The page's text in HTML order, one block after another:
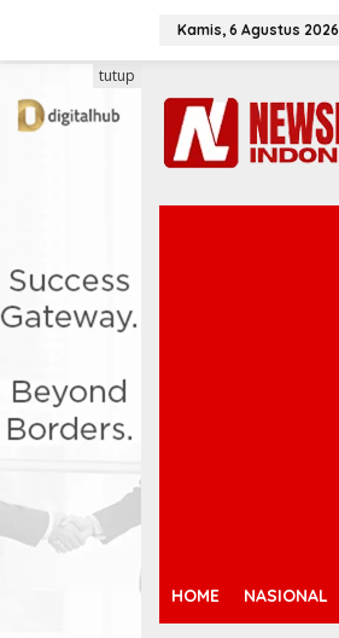
Kamis, 6 Agustus 2026
HOME NASIONAL
tutup